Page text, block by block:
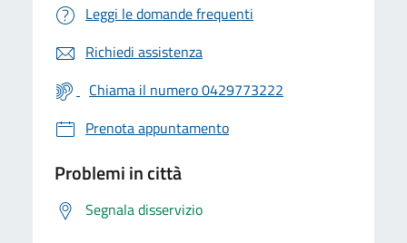
Leggi le domande frequenti
Richiedi assistenza
Chiama il numero 0429773222
Prenota appuntamento
Problemi in città
Segnala disservizio